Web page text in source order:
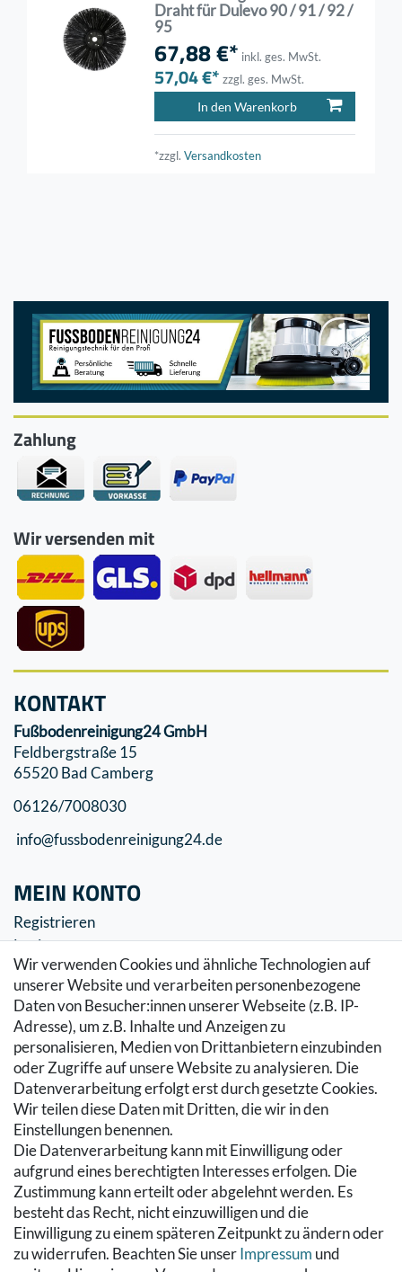
Draht für Dulevo 90 / 91 / 92 /
95
67,88 €* inkl. ges. MwSt.
57,04 €* zzgl. ges. MwSt.
In den Warenkorb
*zzgl.Versandkosten
Zahlung
Wir versenden mit
Wir verwenden Cookies und ähnliche Technologien auf
unserer Website und verarbeiten personenbezogene
Daten von Besucher:innen unserer Webseite (z.B. IP-
Adresse), um z.B. Inhalte und Anzeigen zu
personalisieren, Medien von Drittanbietern einzubinden
oder Zugriffe auf unsere Website zu analysieren. Die
Datenverarbeitung erfolgt erst durch gesetzte Cookies.
Wir teilen diese Daten mit Dritten, die wir in den
Einstellungen benennen.
Die Datenverarbeitung kann mit Einwilligung oder
aufgrund eines berechtigten Interesses erfolgen. Die
Zustimmung kann erteilt oder abgelehnt werden. Es
besteht das Recht, nicht einzuwilligen und die
Einwilligung zu einem späteren Zeitpunkt zu ändern oder
zu widerrufen. Beachten Sie unserImpressum und
KONTAKT
Fußbodenreinigung24 GmbH
Feldbergstraße 15
65520 Bad Camberg
06126/7008030
info@fussbodenreinigung24.de
MEIN KONTO
Registrieren
Login
SERVICE
Zahlung & Versand
Warenkorb
Zur Kasse
Hilfe
RECHTLICHES
Kontakt
Datenschutzerklärung
AGB
Impressum
Hinweise zur Batterieentsorgung